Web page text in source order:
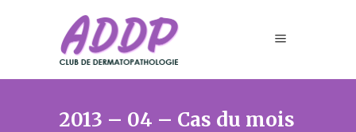
2013 – 04 – Cas du mois